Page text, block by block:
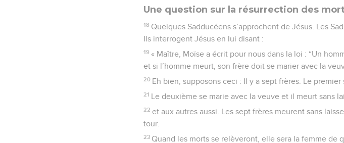
Une question sur la résurrection des
18 Quelques Sadducéens s’approchent de Jésus. Les
Ils interrogent Jésus en lui disant :
19 « Maître, Moïse a écrit pour nous dans la loi : “Un
et si l’homme meurt, son frère doit se marier avec la
20 Eh bien, supposons ceci : Il y a sept frères. Le premier
21 Le deuxième se marie avec la veuve et il meurt sans
22 et aux autres aussi. Les sept frères meurent sans
tour.
23 Quand les morts se relèveront, elle sera la femme de